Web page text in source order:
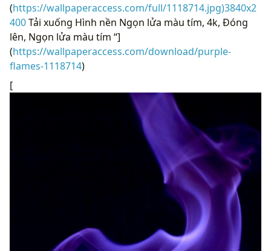
(https://wallpaperaccess.com/full/1118714.jpg)3840x2
400Tải xuống Hình nền Ngọn lửa màu tím, 4k, Đóng
lên, Ngọn lửa màu tím “]
(https://wallpaperaccess.com/download/purple-
flames-1118714)
[